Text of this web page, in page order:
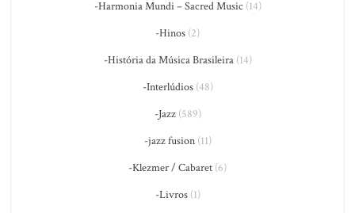
-Harmonia Mundi – Sacred Music (14)
-Hinos (2)
-História da Música Brasileira(14)
-Interlúdios(48)
-Jazz(589)
-jazz fusion(11)
-Klezmer / Cabaret (6)
-Livros(1)